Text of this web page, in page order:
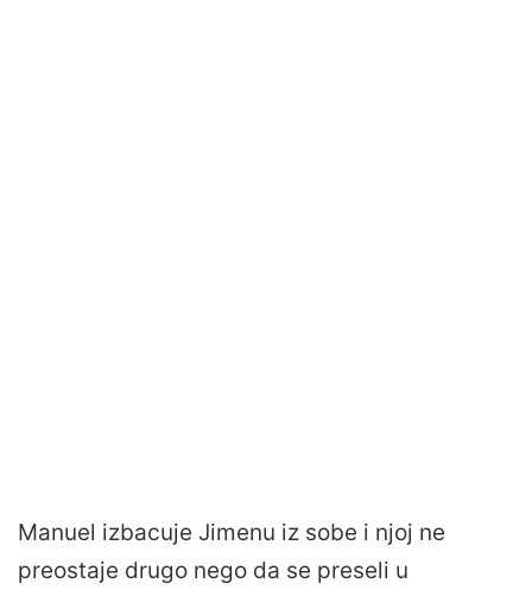
Manuel izbacuje Jimenu iz sobe i njoj ne
preostaje drugo nego da se preseli u